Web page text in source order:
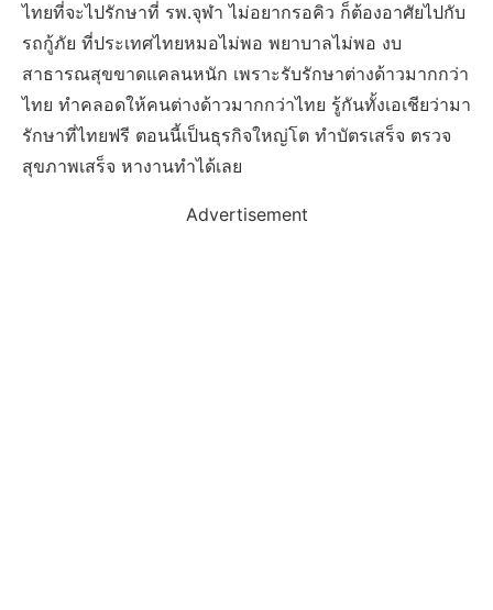
ไทยที่จะไปรักษาที่ รพ.จุฬา ไม่อยากรอคิว ก็ต้องอาศัยไปกับ
รถกู้ภัย ที่ประเทศไทยหมอไม่พอ พยาบาลไม่พอ งบ
สาธารณสุขขาดแคลนหนัก เพราะรับรักษาต่างด้าวมากกว่า
ไทย ทำคลอดให้คนต่างด้าวมากกว่าไทย รู้กันทั้งเอเชียว่ามา
รักษาที่ไทยฟรี ตอนนี้เป็นธุรกิจใหญ่โต ทำบัตรเสร็จ ตรวจ
สุขภาพเสร็จ หางานทำได้เลย
Advertisement